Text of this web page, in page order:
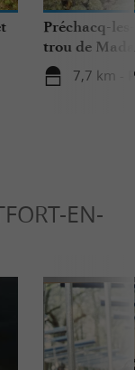
Préchacq-
trou de
7,7 km -
EN-